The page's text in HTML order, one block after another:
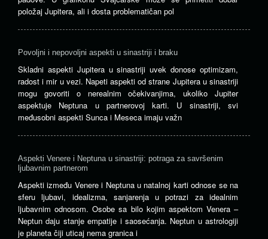
položaj Jupitera, ali i dosta problematičan pol
Povoljni i nepovoljni aspekti u sinastriji i braku
Skladni aspekti Jupitera u sinastriji uvek donose optimizam,
radost i mir u vezi. Napeti aspekti od strane Jupitera u sinastriji
mogu govoriti o nerealnim očekivanjima, ukoliko Jupiter
aspektuje Neptuna u partnerovoj karti. U sinastriji, svi
međusobni aspekti Sunca i Meseca imaju važn
Aspekti Venere i Neptuna u sinastriji: potraga za savršenim
ljubavnim partnerom
Aspekti između Venere i Neptuna u natalnoj karti odnose se na
sferu ljubavi, idealizma, sanjarenja u potrazi za idealnim
ljubavnim odnosom. Osobe sa bilo kojim aspektom Venera –
Neptun daju stanje empatije i saosećanja. Neptun u astrologiji
je planeta čiji uticaj nema granica i